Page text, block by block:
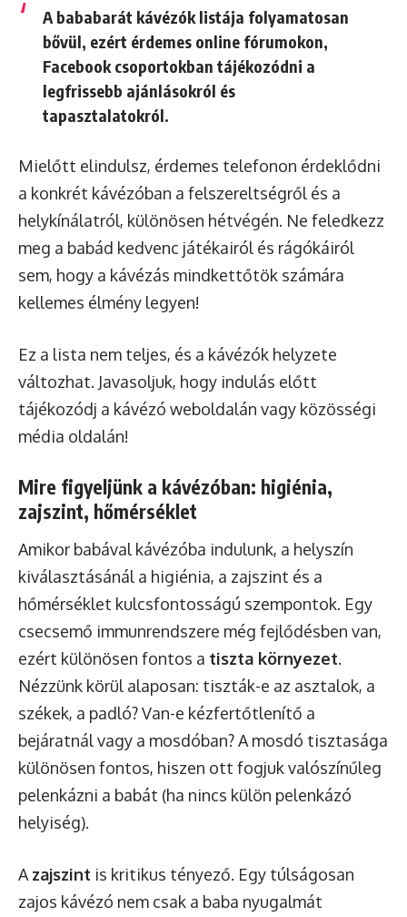
A bababarát kávézók listája folyamatosan
bővül, ezért érdemes online fórumokon,
Facebook csoportokban tájékozódni a
legfrissebb ajánlásokról és
tapasztalatokról.
Mielőtt elindulsz, érdemes telefonon érdeklődni
a konkrét kávézóban a felszereltségről és a
helykínálatról, különösen hétvégén. Ne feledkezz
meg a babád kedvenc játékairól és rágókáiról
sem, hogy a kávézás mindkettőtök számára
kellemes élmény legyen!
Ez a lista nem teljes, és a kávézók helyzete
változhat. Javasoljuk, hogy indulás előtt
tájékozódj a kávézó weboldalán vagy közösségi
média oldalán!
Mire figyeljünk a kávézóban: higiénia,
zajszint, hőmérséklet
Amikor babával kávézóba indulunk, a helyszín
kiválasztásánál a higiénia, a zajszint és a
hőmérséklet kulcsfontosságú szempontok. Egy
csecsemő immunrendszere még fejlődésben van,
ezért különösen fontos a tiszta környezet.
Nézzünk körül alaposan: tiszták-e az asztalok, a
székek, a padló? Van-e kézfertőtlenítő a
bejáratnál vagy a mosdóban? A mosdó tisztasága
különösen fontos, hiszen ott fogjuk valószínűleg
pelenkázni a babát (ha nincs külön pelenkázó
helyiség).
A zajszint is kritikus tényező. Egy túlságosan
zajos kávézó nem csak a baba nyugalmát